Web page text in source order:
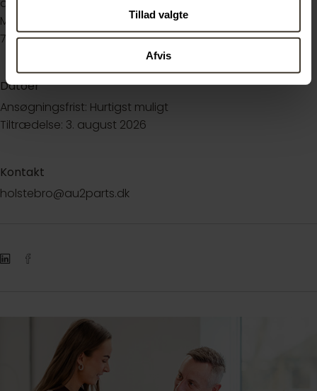
Tillad valgte
Afvis
au2parts
Mads Bjerres Vej 11
7500 Holstebro
Datoer
Ansøgningsfrist: Hurtigst muligt
Tiltrædelse: 3. august 2026
Kontakt
holstebro@au2parts.dk